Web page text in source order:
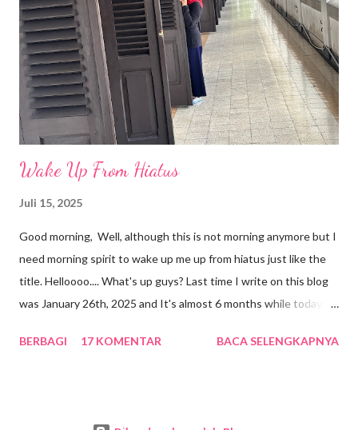
perusahaan baru yang diberi nama PT Alfa Mitramart Utama. 2.
Tentang Alfamidi Sementara itu, Alfamidi bermula saat pertama
kali didirikan pada 28 Juni 2007. Tepat pada tanggal tersebut,
pebisnis sukses dan ternama asal Indonesia, yaitu Djok...
Wake Up From Hiatus
Juli 15, 2025
Good morning, Well, although this is not morning anymore but I
need morning spirit to wake up me up from hiatus just like the
title. Helloooo.... What's up guys? Last time I write on this blog
was January 26th, 2025 and It's almost 6 months while today is
my real life and I felt like I don't have any mood to write on my
BERBAGI 17 KOMENTAR BACA SELENGKAPNYA